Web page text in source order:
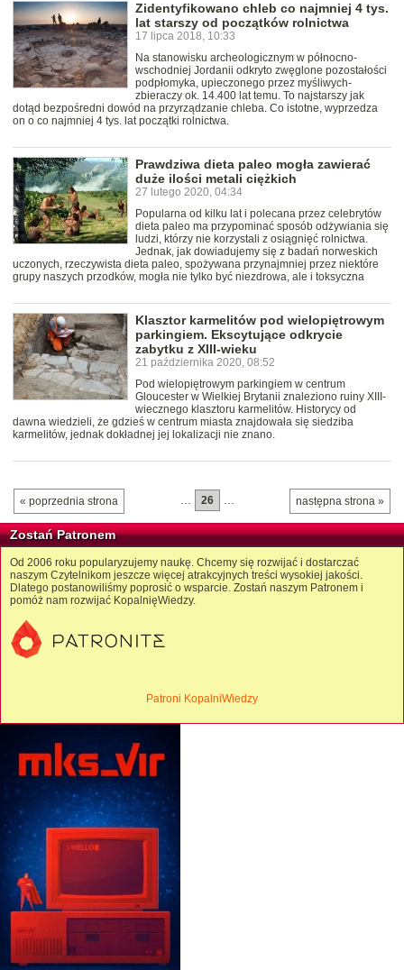
Zidentyfikowano chleb co najmniej 4 tys.
lat starszy od początków rolnictwa
17 lipca 2018, 10:33
Na stanowisku archeologicznym w północno-
wschodniej Jordanii odkryto zwęglone pozostałości
podpłomyka, upieczonego przez myśliwych-
zbieraczy ok. 14.400 lat temu. To najstarszy jak
dotąd bezpośredni dowód na przyrządzanie chleba. Co istotne, wyprzedza
on o co najmniej 4 tys. lat początki rolnictwa.
Prawdziwa dieta paleo mogła zawierać
duże ilości metali ciężkich
27 lutego 2020, 04:34
Popularna od kilku lat i polecana przez celebrytów
dieta paleo ma przypominać sposób odżywiania się
ludzi, którzy nie korzystali z osiągnięć rolnictwa.
Jednak, jak dowiadujemy się z badań norweskich
uczonych, rzeczywista dieta paleo, spożywana przynajmniej przez niektóre
grupy naszych przodków, mogła nie tylko być niezdrowa, ale i toksyczna
Klasztor karmelitów pod wielopiętrowym
parkingiem. Ekscytujące odkrycie
zabytku z XIII-wieku
21 października 2020, 08:52
Pod wielopiętrowym parkingiem w centrum
Gloucester w Wielkiej Brytanii znaleziono ruiny XIII-
wiecznego klasztoru karmelitów. Historycy od
dawna wiedzieli, że gdzieś w centrum miasta znajdowała się siedziba
karmelitów, jednak dokładnej jej lokalizacji nie znano.
« poprzednia strona następna strona »
… 26 …
Zostań Patronem
Od 2006 roku popularyzujemy naukę. Chcemy się rozwijać i dostarczać
naszym Czytelnikom jeszcze więcej atrakcyjnych treści wysokiej jakości.
Dlatego postanowiliśmy poprosić o wsparcie. Zostań naszym Patronem i
pomóż nam rozwijać KopalnięWiedzy.
Patroni KopalniWiedzy